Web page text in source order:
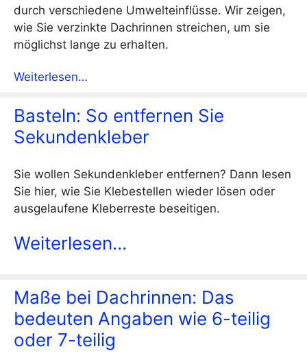
durch verschiedene Umwelteinflüsse. Wir zeigen,
wie Sie verzinkte Dachrinnen streichen, um sie
möglichst lange zu erhalten.
Weiterlesen…
Basteln: So entfernen Sie
Sekundenkleber
Sie wollen Sekundenkleber entfernen? Dann lesen
Sie hier, wie Sie Klebestellen wieder lösen oder
ausgelaufene Kleberreste beseitigen.
Weiterlesen…
Maße bei Dachrinnen: Das
bedeuten Angaben wie 6-teilig
oder 7-teilig